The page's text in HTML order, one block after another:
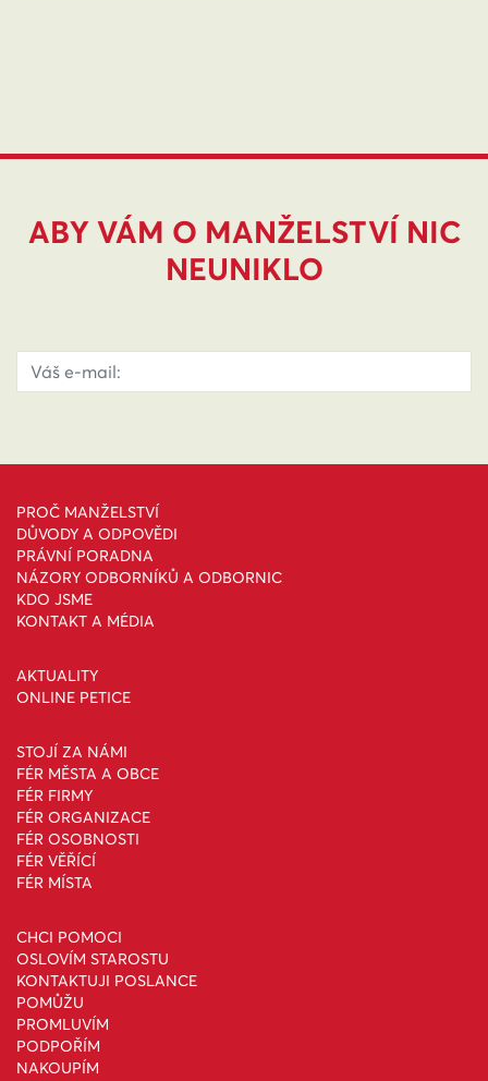
ABY VÁM O MANŽELSTVÍ NIC
NEUNIKLO
PROČ MANŽELSTVÍ
DŮVODY A ODPOVĚDI
PRÁVNÍ PORADNA
NÁZORY ODBORNÍKŮ A ODBORNIC
KDO JSME
KONTAKT A MÉDIA
AKTUALITY
ONLINE PETICE
STOJÍ ZA NÁMI
FÉR MĚSTA A OBCE
FÉR FIRMY
FÉR ORGANIZACE
FÉR OSOBNOSTI
FÉR VĚŘÍCÍ
FÉR MÍSTA
CHCI POMOCI
OSLOVÍM STAROSTU
KONTAKTUJI POSLANCE
POMŮŽU
PROMLUVÍM
PODPOŘÍM
NAKOUPÍM